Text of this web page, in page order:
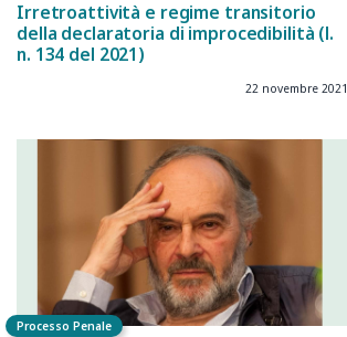
Irretroattività e regime transitorio
della declaratoria di improcedibilità (l.
n. 134 del 2021)
22 novembre 2021
Processo Penale